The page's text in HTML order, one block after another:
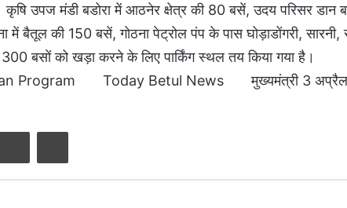
कृषि उपज मंडी बडोरा में आठनेर क्षेत्र की 80 बसें, उदय परिसर डान
में बैतूल की 150 बसें, गाेठना पेट्रोल पंप के पास घोड़ाडोंगरी, सारनी,
बसों को खड़ा करने के लिए पार्किंग स्थल तय किया गया है।
Program Today Betul News मुख्यमंत्री 3